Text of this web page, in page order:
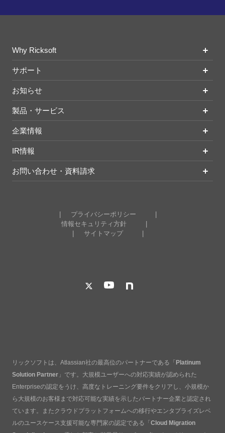
Why Ricksoft
サポート
お知らせ
製品・サービス
企業情報
IR情報
お問い合わせ・資料請求
プライバシーポリシー
情報セキュリティ方針
サイトマップ
リックソフトは、Atlassian社の最高位のパートナーである「 Platinum
Solution Partner 」です。大規模ユーザーへの対応実績が認められた
Enterpriseの認定をうけ、高度なトレーニング要件をクリアし、小規模か
ら大規模のお客様まで対応可能な実績を示したパートナー企業と認定され
ています。またクラウドプラットフォームへの移行やエンタプライズレベ
ルのユースケース支援可能な専門家の認定である「 Cloud Migration